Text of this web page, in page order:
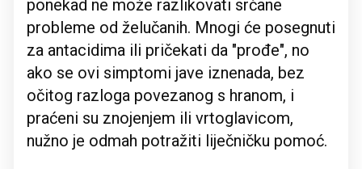
ponekad ne može razlikovati srčane
probleme od želučanih. Mnogi će posegnuti
za antacidima ili pričekati da "prođe", no
ako se ovi simptomi jave iznenada, bez
očitog razloga povezanog s hranom, i
praćeni su znojenjem ili vrtoglavicom,
nužno je odmah potražiti liječničku pomoć.